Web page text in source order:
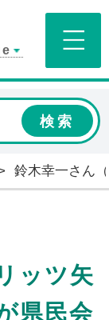
公式ホームペ
鈴木幸一さん
ッツ矢
県民会